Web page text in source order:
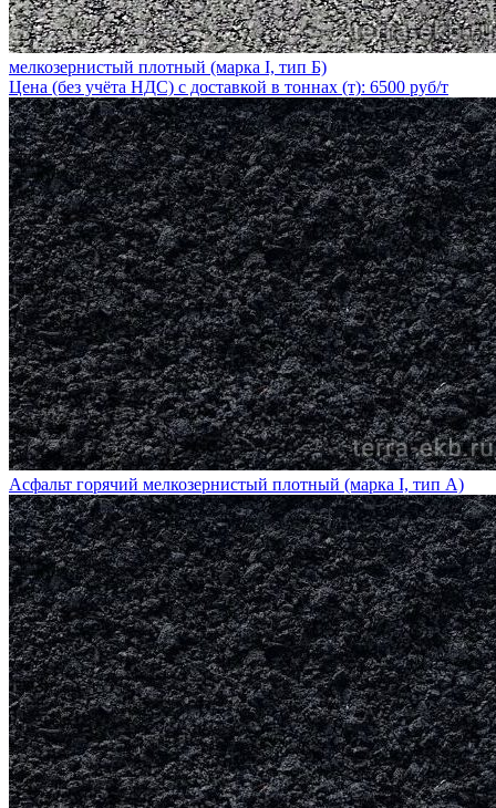
мелкозернистый плотный (марка I, тип Б)
Цена (без учёта НДС) с доставкой в тоннах (т): 6500 руб/т
Асфальт горячий мелкозернистый плотный (марка I, тип А)